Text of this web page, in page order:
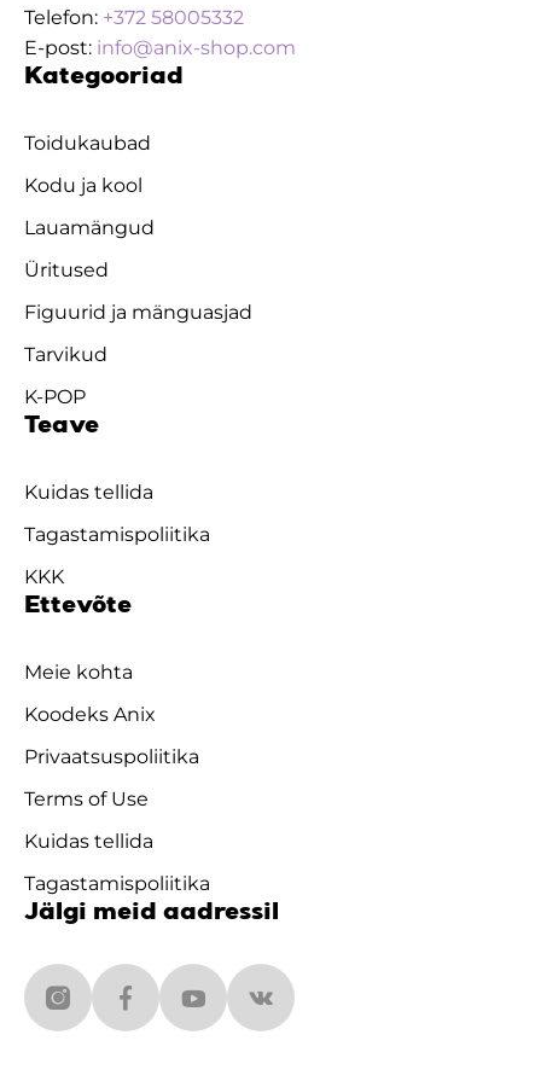
Telefon: +372 58005332
E-post: info@anix-shop.com
Kategooriad
Toidukaubad
Kodu ja kool
Lauamängud
Üritused
Figuurid ja mänguasjad
Tarvikud
K-POP
Teave
Kuidas tellida
Tagastamispoliitika
KKK
Ettevõte
Meie kohta
Koodeks Anix
Privaatsuspoliitika
Terms of Use
Kuidas tellida
Tagastamispoliitika
Jälgi meid aadressil